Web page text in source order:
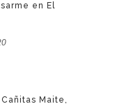
en El
Maite,